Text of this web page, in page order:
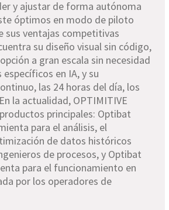
y ajustar de forma autónoma
óptimos en modo de piloto
sus ventajas competitivas
su diseño visual sin código,
a gran escala sin necesidad
en IA, y su
las 24 horas del día, los
la actualidad, OPTIMITIVE
principales: Optibat
para el análisis, el
de datos históricos
de procesos, y Optibat
para el funcionamiento en
por los operadores de